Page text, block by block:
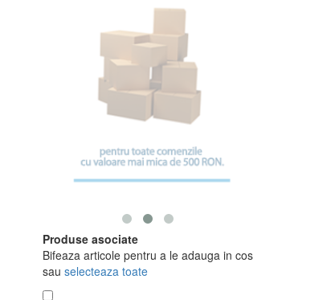
Produse asociate
Bifeaza articole pentru a le adauga in cos
sau selecteaza toate